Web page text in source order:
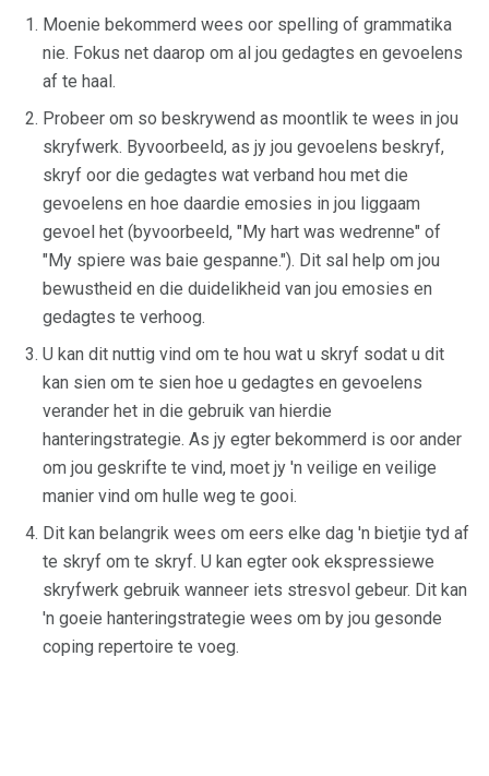
Moenie bekommerd wees oor spelling of grammatika
nie. Fokus net daarop om al jou gedagtes en gevoelens
af te haal.
Probeer om so beskrywend as moontlik te wees in jou
skryfwerk. Byvoorbeeld, as jy jou gevoelens beskryf,
skryf oor die gedagtes wat verband hou met die
gevoelens en hoe daardie emosies in jou liggaam
gevoel het (byvoorbeeld, "My hart was wedrenne" of
"My spiere was baie gespanne."). Dit sal help om jou
bewustheid en die duidelikheid van jou emosies en
gedagtes te verhoog.
U kan dit nuttig vind om te hou wat u skryf sodat u dit
kan sien om te sien hoe u gedagtes en gevoelens
verander het in die gebruik van hierdie
hanteringstrategie. As jy egter bekommerd is oor ander
om jou geskrifte te vind, moet jy 'n veilige en veilige
manier vind om hulle weg te gooi.
Dit kan belangrik wees om eers elke dag 'n bietjie tyd af
te skryf om te skryf. U kan egter ook ekspressiewe
skryfwerk gebruik wanneer iets stresvol gebeur. Dit kan
'n goeie hanteringstrategie wees om by jou gesonde
coping repertoire te voeg.